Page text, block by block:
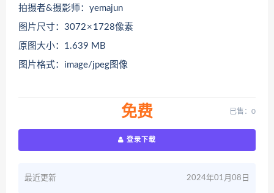
拍摄者&摄影师：yemajun
图片尺寸：3072 × 1728像素
原图大小：1.639 MB
图片格式：image/jpeg图像
免费 已售：0
登录下载
最近更新 2024年01月08日